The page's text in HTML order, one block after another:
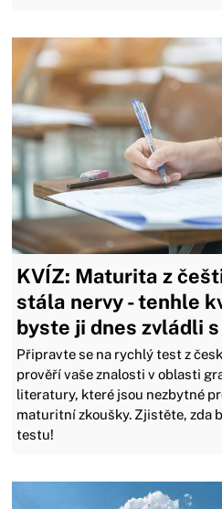
KVÍZ: Maturita z
stála nervy - tenhle
byste ji dnes zvládli
Připravte se na rychlý test z
prověří vaše znalosti v oblasti
literatury, které jsou nezbytné
maturitní zkoušky. Zjistěte, zda
testu!